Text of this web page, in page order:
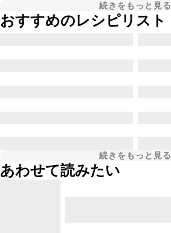
続きをもっと見る
おすすめのレシピリスト
続きをもっと見る
あわせて読みたい